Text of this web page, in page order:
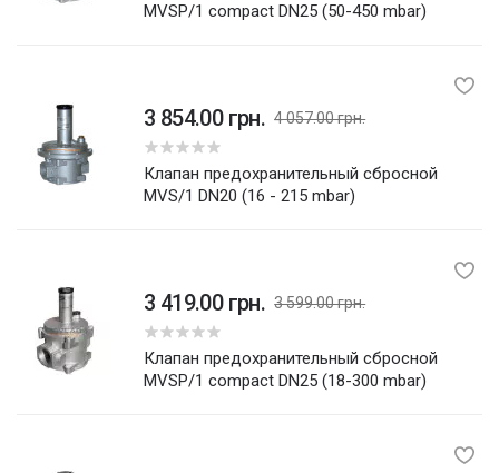
MVSP/1 compact DN25 (50-450 mbar)
3 854.00 грн. 4 057.00 грн.
Клапан предохранительный сбросной
MVS/1 DN20 (16 - 215 mbar)
3 419.00 грн. 3 599.00 грн.
Клапан предохранительный сбросной
MVSP/1 compact DN25 (18-300 mbar)